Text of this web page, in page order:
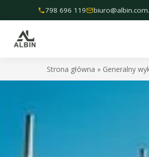
do
treści
798 696 119
Strona główna » Generalny